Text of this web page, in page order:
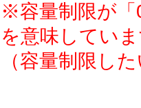
※容量制限が「
を意味してい
（容量制限し